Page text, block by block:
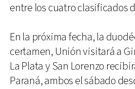
entre los cuatro clasificados
En la próxima fecha, la
certamen, Unión visitará a
La Plata y San Lorenzo
Paraná, ambos el sábado